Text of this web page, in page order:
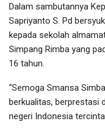
Dalam sambutannya
Sapriyanto S. Pd
kepada sekolah
Simpang Rimba yang
16 tahun.
“Semoga Smansa
berkualitas, berprestasi
negeri Indonesia